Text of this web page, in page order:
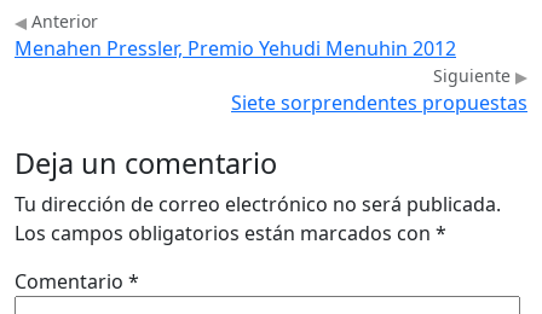
Anterior
Menahen Pressler, Premio Yehudi Menuhin 2012
Siguiente
Siete sorprendentes propuestas
Deja un comentario
Tu dirección de correo electrónico no será publicada.
Los campos obligatorios están marcados con *
Comentario *